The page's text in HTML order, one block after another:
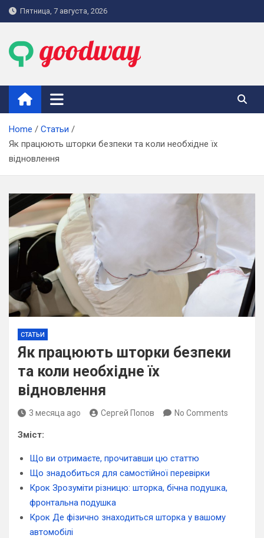
Skip
to
Пятница, 7 августа, 2026
goodway.com.ua
Home
Статьи
Як працюють шторки безпеки та коли необхідне їх
відновлення
СТАТЬИ
Як працюють шторки безпеки
та коли необхідне їх
відновлення
3 месяца ago Сергей Попов No Comments
Зміст:
Що ви отримаєте, прочитавши цю статтю
Що знадобиться для самостійної перевірки
Крок Зрозуміти різницю: шторка, бічна подушка,
фронтальна подушка
Крок Де фізично знаходиться шторка у вашому
автомобілі